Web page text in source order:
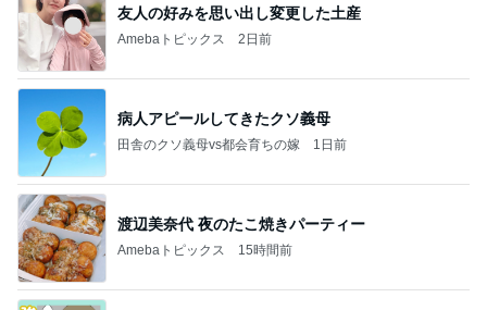
友人の好みを思い出し変更した土産
Amebaトピックス 2日前
病人アピールしてきたクソ義母
田舎のクソ義母vs都会育ちの嫁 1日前
渡辺美奈代 夜のたこ焼きパーティー
Amebaトピックス 15時間前